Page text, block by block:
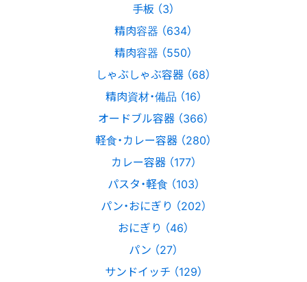
手板 （3）
精肉容器 （634）
精肉容器 （550）
しゃぶしゃぶ容器 （68）
精肉資材・備品 （16）
オードブル容器 （366）
軽食・カレー容器 （280）
カレー容器 （177）
パスタ・軽食 （103）
パン・おにぎり （202）
おにぎり （46）
パン （27）
サンドイッチ （129）